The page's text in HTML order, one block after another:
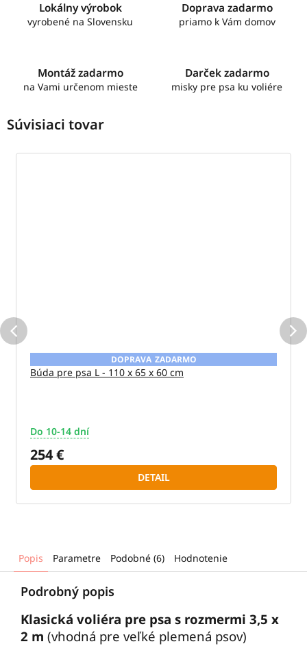
Lokálny výrobok
vyrobené na Slovensku
Doprava zadarmo
priamo k Vám domov
Montáž zadarmo
na Vami určenom mieste
Darček zadarmo
misky pre psa ku voliére
Súvisiaci tovar
ZADARMO
Búda pre psa L - 110 x 65 x 60 cm
Do 10-14 dní
254 €
DETAIL
Popis Parametre Podobné (6) Hodnotenie
Podrobný popis
Klasická voliéra pre psa s rozmermi 3,5 x
2 m (vhodná pre veľké plemená psov)